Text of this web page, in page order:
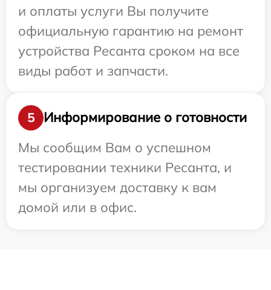
и оплаты услуги Вы получите
официальную гарантию на ремонт
устройства Ресанта сроком на все
виды работ и запчасти.
5
Информирование о готовности
Мы сообщим Вам о успешном
тестировании техники Ресанта, и
мы организуем доставку к вам
домой или в офис.